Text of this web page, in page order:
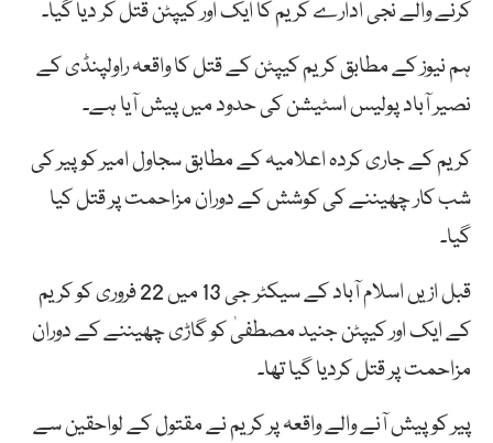
کرنے والے نجی ادارے کریم کا ایک اور کیپٹن قتل کر دیا گیا۔
ہم نیوز کے مطابق کریم کیپٹن کے قتل کا واقعہ راولپنڈی کے
نصیر آباد پولیس اسٹیشن کی حدود میں پیش آیا ہے۔
کریم کے جاری کردہ اعلامیہ کے مطابق سجاول امیر کو پیر کی
شب کار چھیننے کی کوشش کے دوران مزاحمت پر قتل کیا
گیا۔
قبل ازیں اسلام آباد کے سیکٹر جی 13 میں 22 فروری کو کریم
کے ایک اور کیپٹن جنید مصطفیٰ کو گاڑی چھیننے کے دوران
مزاحمت پر قتل کردیا گیا تھا۔
پیر کو پیش آنے والے واقعہ پر کریم نے مقتول کے لواحقین سے